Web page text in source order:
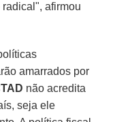
afirmou
amarrados por
não acredita
seja ele